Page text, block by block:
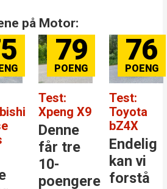
på Motor:
79
X9
tre
76
Test:
Toyota
bZ4X
Endelig
kan vi
forstå
Test:
Benz
Den